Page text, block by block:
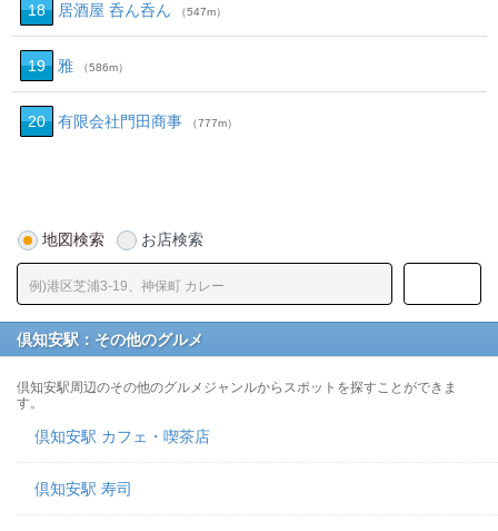
18 居酒屋 呑ん呑ん （547m）
19 雅 （586m）
20 有限会社門田商事 （777m）
地図検索 お店検索
倶知安駅：その他のグルメ
倶知安駅周辺のその他のグルメジャンルからスポットを探すことができま
す。
倶知安駅 カフェ・喫茶店
倶知安駅 寿司